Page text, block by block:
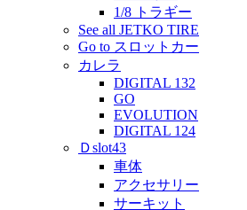
1/8 トラギー
See all JETKO TIRE
Go to スロットカー
カレラ
DIGITAL 132
GO
EVOLUTION
DIGITAL 124
Ｄslot43
車体
アクセサリー
サーキット